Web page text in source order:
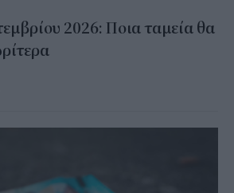
2026: Ποια ταμεία θα